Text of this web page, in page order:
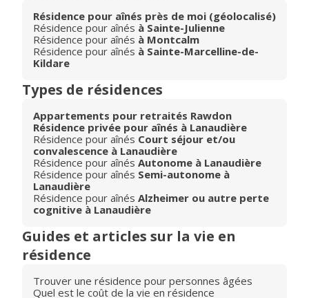
Résidence pour aînés près de moi (géolocalisé)
Résidence pour aînés à Sainte-Julienne
Résidence pour aînés à Montcalm
Résidence pour aînés à Sainte-Marcelline-de-
Kildare
Types de résidences
Appartements pour retraités Rawdon
Résidence privée pour aînés à Lanaudière
Résidence pour aînés Court séjour et/ou
convalescence à Lanaudière
Résidence pour aînés Autonome à Lanaudière
Résidence pour aînés Semi-autonome à
Lanaudière
Résidence pour aînés Alzheimer ou autre perte
cognitive à Lanaudière
Guides et articles sur la vie en
résidence
Trouver une résidence pour personnes âgées
Quel est le coût de la vie en résidence